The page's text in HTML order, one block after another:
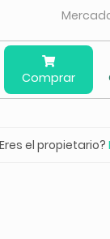
Comprar
el propietario?